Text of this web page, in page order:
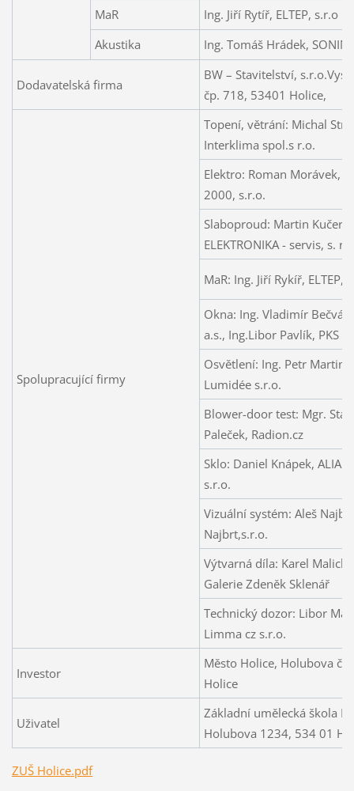
MaR
Ing. Jiří Rytíř, ELTEP, s.r.o
Akustika
Ing. Tomáš Hrádek,
Dodavatelská firma
BW – Stavitelství,
čp. 718, 53401 Holice,
Spolupracující firmy
Topení, větrání: Michal
Interklima spol.s r.o.
Elektro: Roman Morávek,
2000, s.r.o.
Slaboproud: Martin Kučera,
ELEKTRONIKA - servis, s. r.
MaR: Ing. Jiří Rykíř, ELTEP,
Okna: Ing. Vladimír Bečvář,
a.s., Ing.Libor Pavlík, PKS
Osvětlení: Ing. Petr
Lumidée s.r.o.
Blower-door test: Mgr.
Paleček, Radion.cz
Sklo: Daniel Knápek, ALIA
s.r.o.
Vizuální systém: Aleš
Najbrt,s.r.o.
Výtvarná díla: Karel
Galerie Zdeněk Sklenář
Technický dozor: Libor
Limma cz s.r.o.
Investor
Město Holice, Holubova
Holice
Uživatel
Základní umělecká škola
Holubova 1234, 534 01
ZUŠ Holice.pdf